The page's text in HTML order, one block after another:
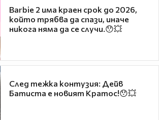
Barbie 2 има краен срок до 2026,
който трябва да спази, иначе
никога няма да се случи.😯💥
След тежка контузия: Дейв
Батиста е новият Кратос!😯💥